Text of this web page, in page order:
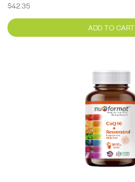
$42.35
ADD TO CART